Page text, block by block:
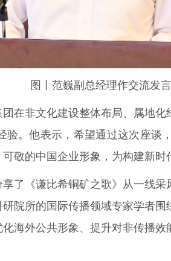
图丨范巍副总经理作交流发言
在非文化建设整体布局、属地
。他表示，希望通过这次座谈
敬的中国企业形象，为构建新时
了《谦比希铜矿之歌》从一线
院所的国际传播领域专家学者
海外公共形象、提升对非传播效